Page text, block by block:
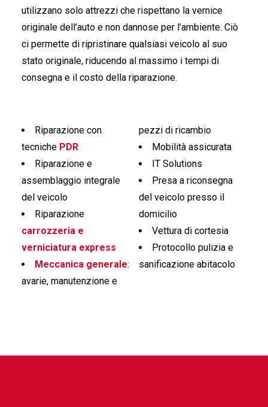
utilizzano solo attrezzi che rispettano la vernice
originale dell’auto e non dannose per l’ambiente. Ciò
ci permette di ripristinare qualsiasi veicolo al suo
stato originale, riducendo al massimo i tempi di
consegna e il costo della riparazione.
Riparazione con
tecniche PDR
Riparazione e
assemblaggio integrale
del veicolo
Riparazione
carrozzeria e
verniciatura express
Meccanica generale:
avarie, manutenzione e
pezzi di ricambio
Mobilità assicurata
IT Solutions
Presa a riconsegna
del veicolo presso il
domicilio
Vettura di cortesia
Protocollo pulizia e
sanificazione abitacolo